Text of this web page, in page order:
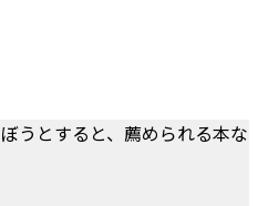
うとすると、薦められる本な